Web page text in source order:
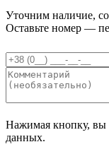
Уточним наличие,
Оставьте номер —
Нажимая кнопку, вы
данных.